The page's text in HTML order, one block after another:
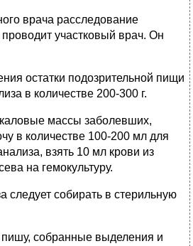
врача расследование
участковый врач. Он
остатки подозрительной пищи
в количестве 200-300 г.
массы заболевших,
в количестве 100-200 мл для
взять 10 мл крови из
на гемокультуру.
следует собирать в стерильную
собранные выделения и